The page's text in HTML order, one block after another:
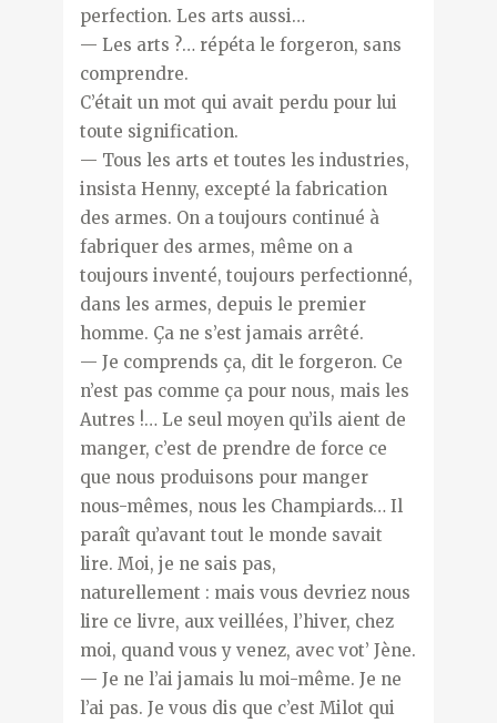
perfection. Les arts aussi…
— Les arts ?… répéta le forgeron, sans
comprendre.
C’était un mot qui avait perdu pour lui
toute signification.
— Tous les arts et toutes les industries,
insista Henny, excepté la fabrication
des armes. On a toujours continué à
fabriquer des armes, même on a
toujours inventé, toujours perfectionné,
dans les armes, depuis le premier
homme. Ça ne s’est jamais arrêté.
— Je comprends ça, dit le forgeron. Ce
n’est pas comme ça pour nous, mais les
Autres !… Le seul moyen qu’ils aient de
manger, c’est de prendre de force ce
que nous produisons pour manger
nous-mêmes, nous les Champiards… Il
paraît qu’avant tout le monde savait
lire. Moi, je ne sais pas,
naturellement : mais vous devriez nous
lire ce livre, aux veillées, l’hiver, chez
moi, quand vous y venez, avec vot’ Jène.
— Je ne l’ai jamais lu moi-même. Je ne
l’ai pas. Je vous dis que c’est Milot qui